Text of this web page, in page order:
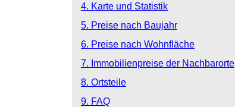
4. Karte und Statistik
5. Preise nach Baujahr
6. Preise nach Wohnfläche
7. Immobilienpreise der Nachbarorte
8. Ortsteile
9. FAQ